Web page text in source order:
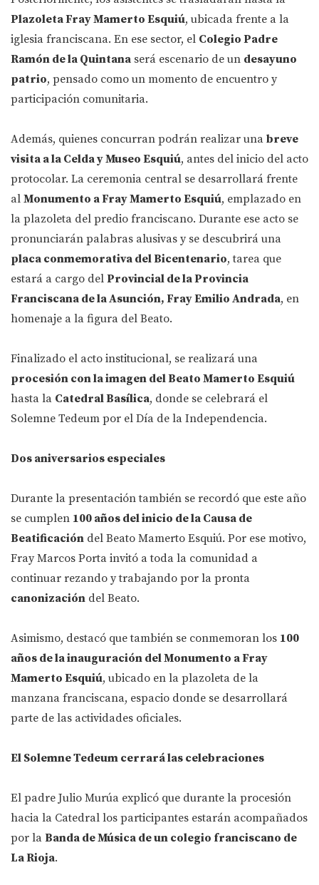
Plazoleta Fray Mamerto Esquiú, ubicada frente a la
iglesia franciscana. En ese sector, el Colegio Padre
Ramón de la Quintana será escenario de un desayuno
patrio, pensado como un momento de encuentro y
participación comunitaria.
Además, quienes concurran podrán realizar una breve
visita a la Celda y Museo Esquiú, antes del inicio del acto
protocolar. La ceremonia central se desarrollará frente
al Monumento a Fray Mamerto Esquiú, emplazado en
la plazoleta del predio franciscano. Durante ese acto se
pronunciarán palabras alusivas y se descubrirá una
placa conmemorativa del Bicentenario, tarea que
estará a cargo del Provincial de la Provincia
Franciscana de la Asunción, Fray Emilio Andrada, en
homenaje a la figura del Beato.
Finalizado el acto institucional, se realizará una
procesión con la imagen del Beato Mamerto Esquiú
hasta la Catedral Basílica, donde se celebrará el
Solemne Tedeum por el Día de la Independencia.
Dos aniversarios especiales
Durante la presentación también se recordó que este año
se cumplen 100 años del inicio de la Causa de
Beatificación del Beato Mamerto Esquiú. Por ese motivo,
Fray Marcos Porta invitó a toda la comunidad a
continuar rezando y trabajando por la pronta
canonización del Beato.
Asimismo, destacó que también se conmemoran los 100
años de la inauguración del Monumento a Fray
Mamerto Esquiú, ubicado en la plazoleta de la
manzana franciscana, espacio donde se desarrollará
parte de las actividades oficiales.
El Solemne Tedeum cerrará las celebraciones
El padre Julio Murúa explicó que durante la procesión
hacia la Catedral los participantes estarán acompañados
por la Banda de Música de un colegio franciscano de
La Rioja.